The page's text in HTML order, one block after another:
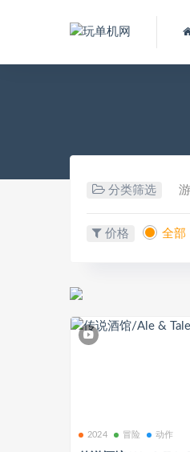
分类筛选
价格 全部
2024 冒险 动作